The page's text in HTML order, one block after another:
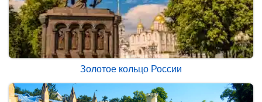
Золотое кольцо России